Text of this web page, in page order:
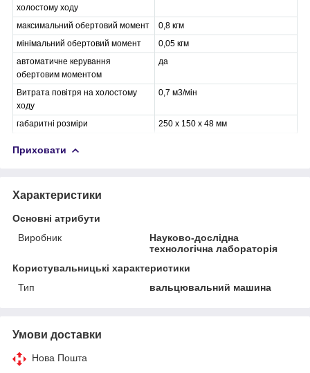
холостому ходу
максимальний обертовий момент
0,8 кгм
мінімальний обертовий момент
0,05 кгм
автоматичне керування
обертовим моментом
да
Витрата повітря на холостому
ходу
0,7 м3/мін
габаритні розміри 250 x 150 x 48 мм
Приховати
Характеристики
Основні атрибути
Виробник
Науково-дослідна
технологічна лабораторія
Користувальницькі характеристики
Тип
вальцювальний машина
Умови доставки
Нова Пошта